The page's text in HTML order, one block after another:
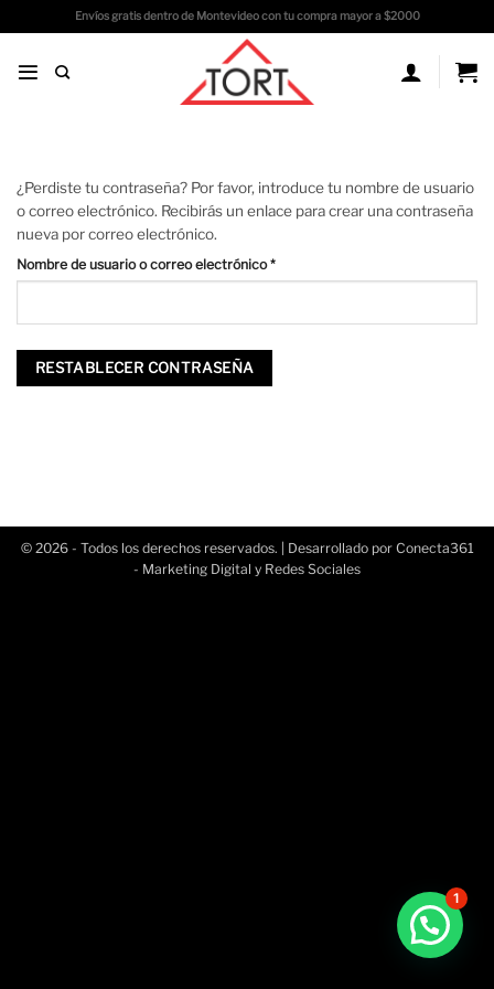
al
Envíos gratis dentro de Montevideo con tu compra mayor a $2000
¿Perdiste tu contraseña? Por favor, introduce tu nombre de usuario
o correo electrónico. Recibirás un enlace para crear una contraseña
nueva por correo electrónico.
Nombre de usuario o correo electrónico*Obligatorio
RESTABLECER CONTRASEÑA
© 2026 - Todos los derechos reservados. | Desarrollado por Conecta361
- Marketing Digital y Redes Sociales
1